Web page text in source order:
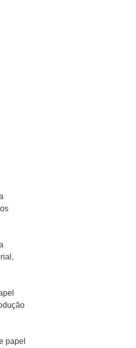
papel